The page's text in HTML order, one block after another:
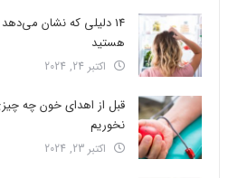
14 دلیلی که نشان
هستید
اکتبر 24, 2024
قبل از اهدای خون چه
نخوریم
اکتبر 23, 2024